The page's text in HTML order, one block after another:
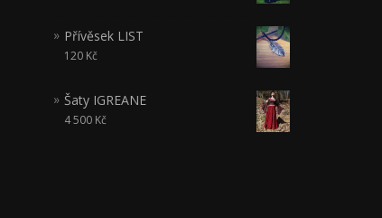
Přívěsek LIST
120 Kč
Šaty IGREANE
4 500 Kč